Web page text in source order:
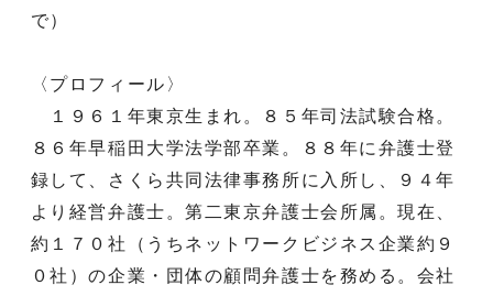
で）
〈プロフィール〉
１９６１年東京生まれ。８５年司法試験合格。
８６年早稲田大学法学部卒業。８８年に弁護士登
録して、さくら共同法律事務所に入所し、９４年
より経営弁護士。第二東京弁護士会所属。現在、
約１７０社（うちネットワークビジネス企業約９
０社）の企業・団体の顧問弁護士を務める。会社